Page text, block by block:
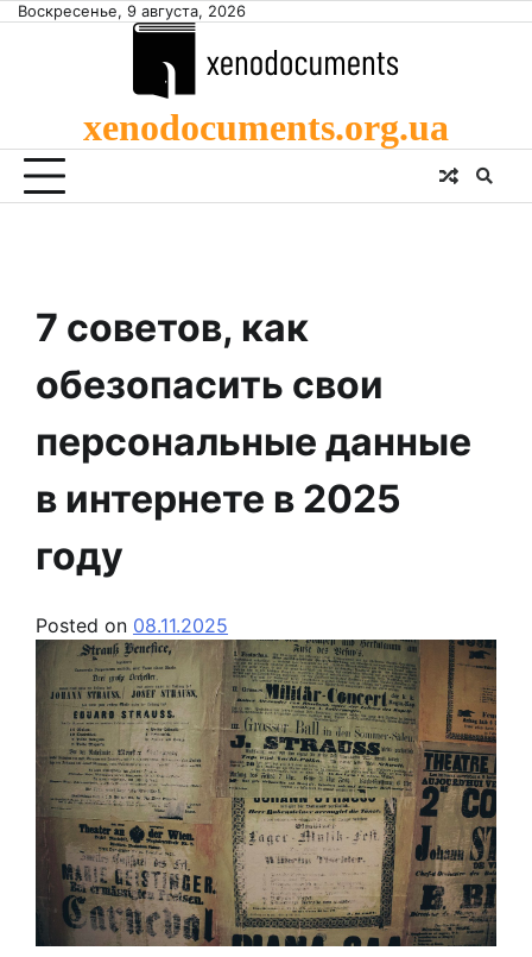
SkipВоскресенье, 9 августа, 2026
xenodocuments.org.ua
7 советов, как
обезопасить свои
персональные данные
в интернете в 2025
году
Posted on 08.11.2025